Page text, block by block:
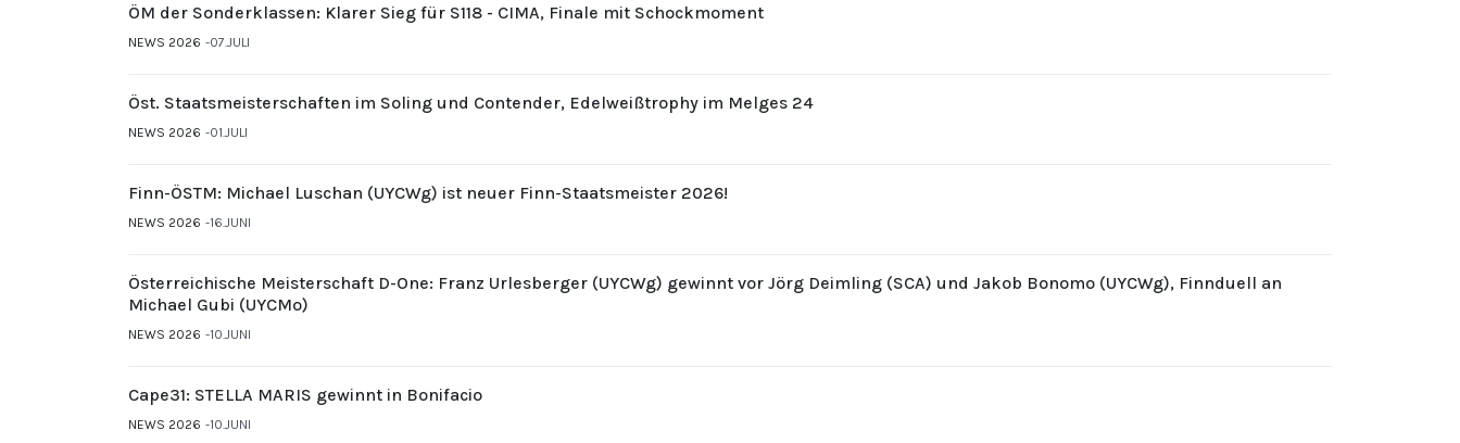
ÖM der Sonderklassen: Klarer Sieg für S118 - CIMA, Finale mit Schockmoment
NEWS 2026 07.JULI
Öst. Staatsmeisterschaften im Soling und Contender, Edelweißtrophy im Melges 24
NEWS 2026 01.JULI
Finn-ÖSTM: Michael Luschan (UYCWg) ist neuer Finn-Staatsmeister 2026!
NEWS 2026 16.JUNI
Österreichische Meisterschaft D-One: Franz Urlesberger (UYCWg) gewinnt vor Jörg Deimling (SCA) und Jakob Bonomo (UYCWg), Finnduell an
Michael Gubi (UYCMo)
NEWS 2026 10.JUNI
Cape31: STELLA MARIS gewinnt in Bonifacio
NEWS 2026 10.JUNI